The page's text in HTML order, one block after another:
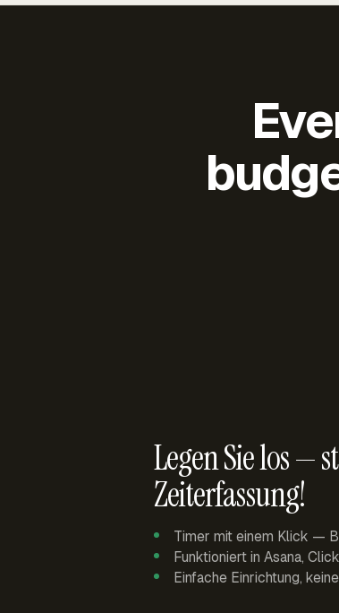
Legen Sie los —
Zeiterfassung!
Timer mit einem Klick —
Funktioniert in Asana,
Einfache Einrichtung,